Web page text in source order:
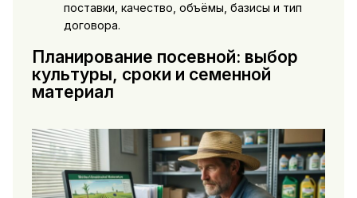
поставки, качество, объёмы, базисы и тип
договора.
Планирование посевной: выбор
культуры, сроки и семенной
материал